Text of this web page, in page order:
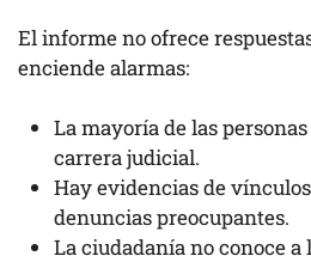
El informe no ofrece
enciende alarmas:
La mayoría de las
carrera judicial.
Hay evidencias de
denuncias preocupantes.
La ciudadanía no conoce a